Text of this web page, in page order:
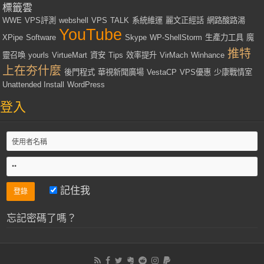
標籤雲
WWE VPS評測 webshell VPS TALK 系統維運 麗文正經話 網路酸路湯
XPipe Software YouTube Skype WP-ShellStorm 生產力工具 魔
靈召喚 yourls VirtueMart 資安 Tips 效率提升 VirMach Winhance 推特
上在夯什麼 後門程式 華視新聞廣場 VestaCP VPS優惠 少康戰情室
Unattended Install
WordPress
登入
記住我
忘記密碼了嗎？